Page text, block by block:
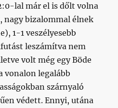
lal már el is dőlt volna
nagy bizalommal élnek
1-1 veszélyesebb
leszámítva nem
volt még egy Böde
vonalon legalább
szárnyaló
védett. Ennyi, utána